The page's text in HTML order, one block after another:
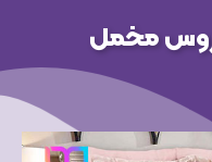
مخمل